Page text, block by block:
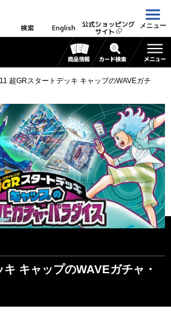
検索 English 公式ショッピング
サイト
メニュー
超GRスタートデッキ キャップのWAVEガチ
キャップのWAVEガチャ・